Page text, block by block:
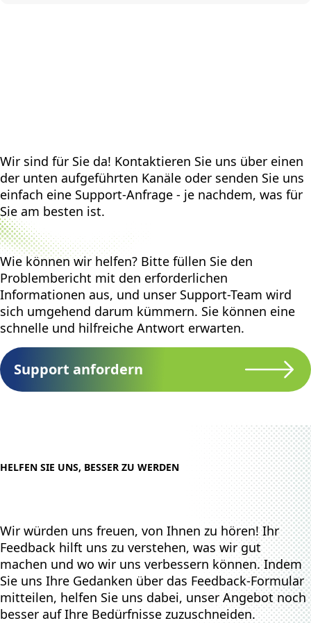
Wir sind für Sie da! Kontaktieren Sie uns über einen
der unten aufgeführten Kanäle oder senden Sie uns
einfach eine Support-Anfrage - je nachdem, was für
Sie am besten ist.
Wie können wir helfen? Bitte füllen Sie den
Problembericht mit den erforderlichen
Informationen aus, und unser Support-Team wird
sich umgehend darum kümmern. Sie können eine
schnelle und hilfreiche Antwort erwarten.
Support anfordern
HELFEN SIE UNS, BESSER ZU WERDEN
Wir würden uns freuen, von Ihnen zu hören! Ihr
Feedback hilft uns zu verstehen, was wir gut
machen und wo wir uns verbessern können. Indem
Sie uns Ihre Gedanken über das Feedback-Formular
mitteilen, helfen Sie uns dabei, unser Angebot noch
besser auf Ihre Bedürfnisse zuzuschneiden.